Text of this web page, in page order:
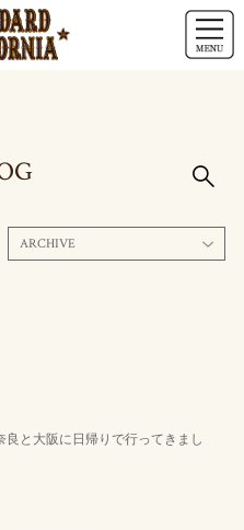
ARCHIVE
良と大阪に日帰りで行ってきまし